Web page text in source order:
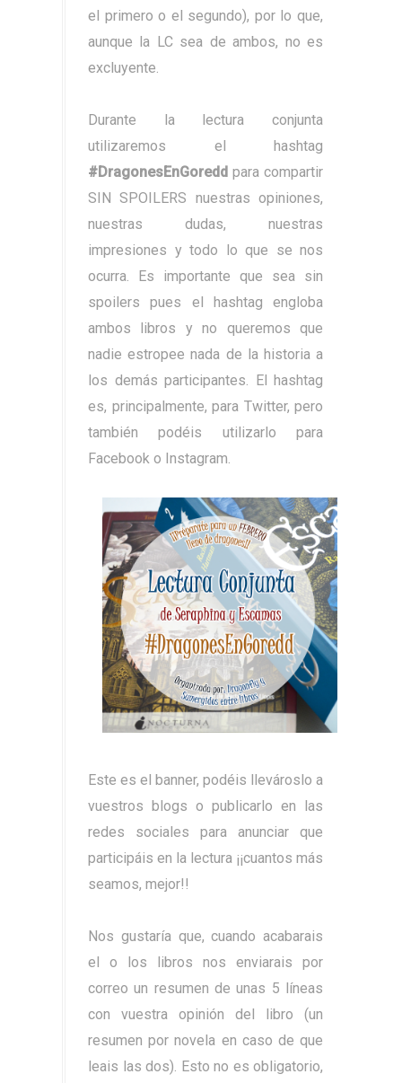
el primero o el segundo), por lo que,
aunque la LC sea de ambos, no es
excluyente.
Durante la lectura conjunta
utilizaremos el hashtag
#DragonesEnGoredd para compartir
SIN SPOILERS nuestras opiniones,
nuestras dudas, nuestras
impresiones y todo lo que se nos
ocurra. Es importante que sea sin
spoilers pues el hashtag engloba
ambos libros y no queremos que
nadie estropee nada de la historia a
los demás participantes. El hashtag
es, principalmente, para Twitter, pero
también podéis utilizarlo para
Facebook o Instagram.
Este es el banner, podéis llevároslo a
vuestros blogs o publicarlo en las
redes sociales para anunciar que
participáis en la lectura ¡¡cuantos más
seamos, mejor!!
Nos gustaría que, cuando acabarais
el o los libros nos enviarais por
correo un resumen de unas 5 líneas
con vuestra opinión del libro (un
resumen por novela en caso de que
leais las dos). Esto no es obligatorio,